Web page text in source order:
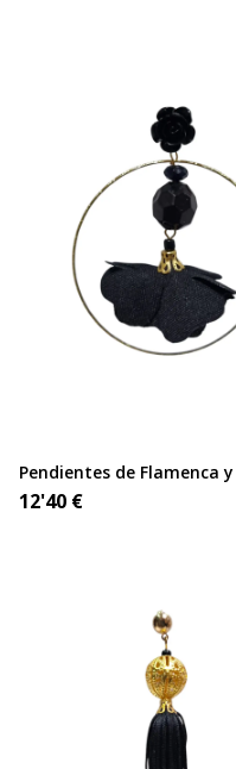
Pendientes de Flamenca
12'40€